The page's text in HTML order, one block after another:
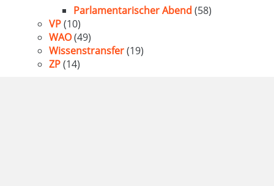
Parlamentarischer Abend (58)
VP(10)
WAO(49)
Wissenstransfer(19)
ZP(14)